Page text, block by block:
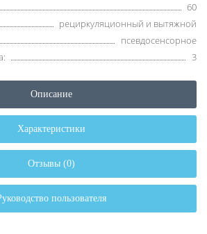
60
рециркуляционный и вытяжной
псевдосенсорное
3
Описание
Характеристики
Отзывы (0)
пользователя